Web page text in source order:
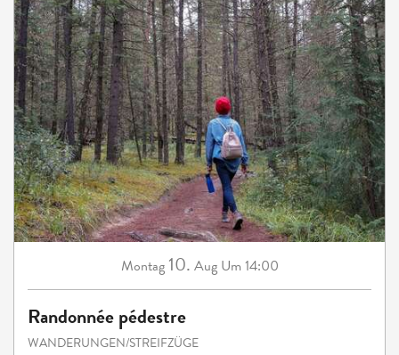
Montag 10. Aug Um 14:00
Randonnée pédestre
WANDERUNGEN/STREIFZÜGE